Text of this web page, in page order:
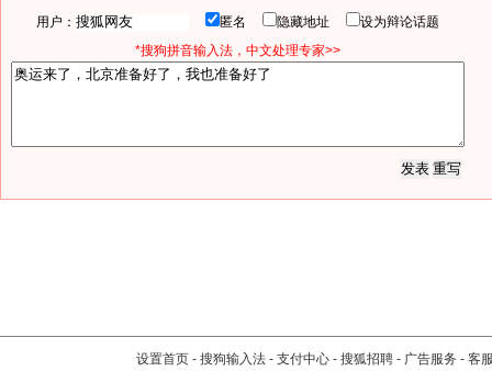
用户： 匿名 隐藏地址
设为辩论话题
*搜狗拼音输入法，中文处理专家>>
设置首页 - 搜狗输入法 - 支付中心 - 搜狐招聘 - 广告服务 - 客